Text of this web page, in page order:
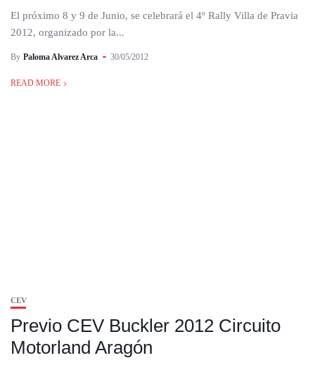
El próximo 8 y 9 de Junio, se celebrará el 4º Rally Villa de Pravia
2012, organizado por la...
By Paloma Alvarez Arca 30/05/2012
READ MORE
CEV
Previo CEV Buckler 2012 Circuito
Motorland Aragón